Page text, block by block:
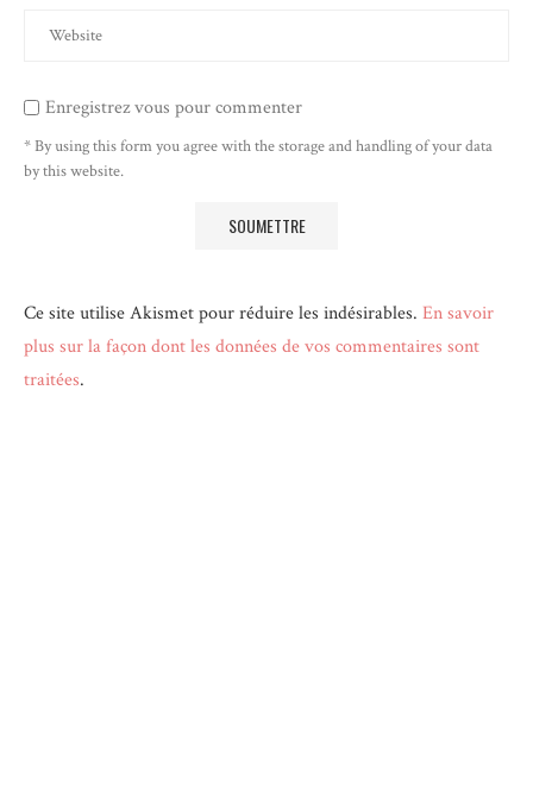
Enregistrez vous pour commenter
* By using this form you agree with the storage and handling of your data
by this website.
Ce site utilise Akismet pour réduire les indésirables. En savoir
plus sur la façon dont les données de vos commentaires sont
traitées.